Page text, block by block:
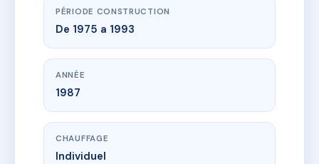
PÉRIODE CONSTRUCTION
De 1975 a 1993
ANNÉE
1987
CHAUFFAGE
Individuel